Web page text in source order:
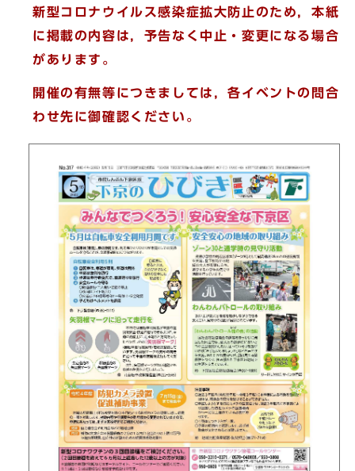
新型コロナウイルス感染症拡大防止のため，本紙
に掲載の内容は，予告なく中止・変更になる場合
があります。
開催の有無等につきましては，各イベントの問合
わせ先に御確認ください。